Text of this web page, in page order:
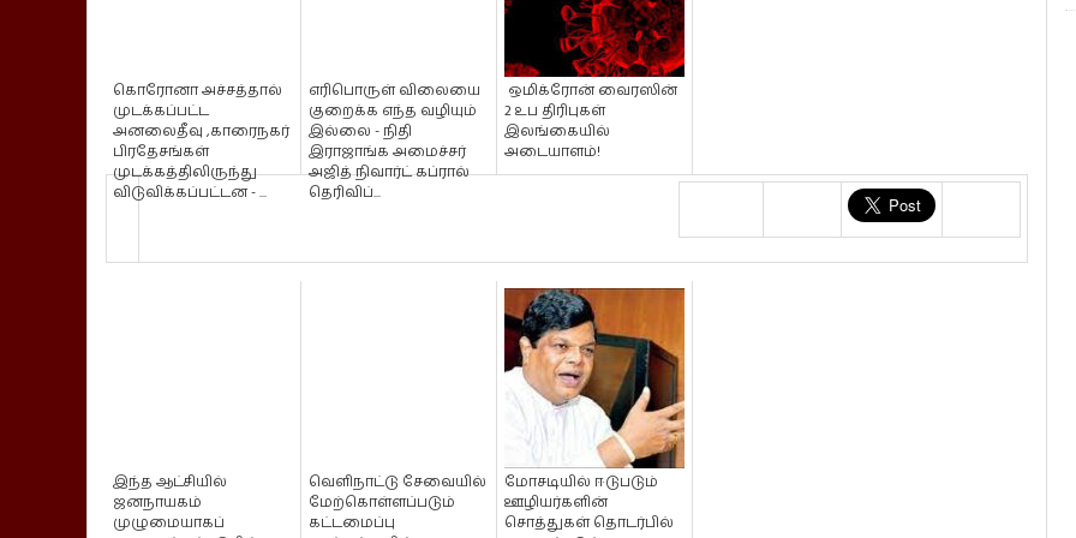
கொரோனா அச்சத்தால்
முடக்கப்பட்ட
அனலைதீவு ,காரைநகர்
பிரதேசங்கள்
முடக்கத்திலிருந்து
விடுவிக்கப்பட்டன - ...
எரிபொருள் விலையை
குறைக்க எந்த வழியும்
இல்லை - நிதி
இராஜாங்க அமைச்சர்
அஜித் நிவார்ட் கப்ரால்
தெரிவிப்...
ஒமிக்ரோன் வைரஸின்
2 உப திரிபுகள்
இலங்கையில்
அடையாளம்!
இந்த ஆட்சியில்
ஜனநாயகம்
முழுமையாகப்
வெளிநாட்டு சேவையில்
மேற்கொள்ளப்படும்
கட்டமைப்பு
மோசடியில் ஈடுபடும்
ஊழியர்களின்
சொத்துகள் தொடர்பில்